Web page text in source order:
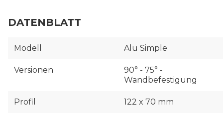
DATENBLATT
Modell Alu Simple
Versionen
90° - 75° -
Wandbefestigung
Profil 122 x 70 mm